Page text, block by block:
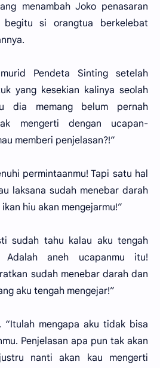
menambah Joko penasaran
si orangtua berkelebat
Pendeta Sinting setelah
yang kesekian kalinya seolah
dia memang belum pernah
mengerti dengan ucapan-
memberi penjelasan?!”
permintaanmu! Tapi satu hal
laksana sudah menebar darah
hiu akan mengejarmu!”
sudah tahu kalau aku tengah
Adalah aneh ucapanmu itu!
sudah menebar darah dan
aku tengah mengejar!”
mengapa aku tidak bisa
Penjelasan apa pun tak akan
nanti akan kau mengerti